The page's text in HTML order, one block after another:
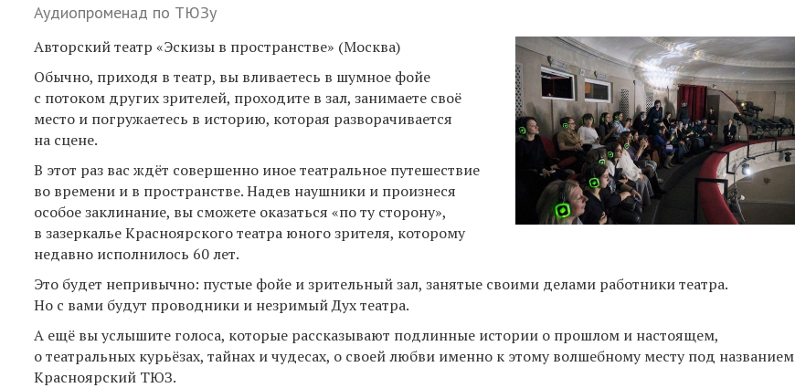
Аудиопроменад по ТЮЗу
Авторский театр «Эскизы в пространстве» (Москва)
Обычно, приходя в театр, вы вливаетесь в шумное фойе
с потоком других зрителей, проходите в зал, занимаете своё
место и погружаетесь в историю, которая разворачивается
на сцене.
В этот раз вас ждёт совершенно иное театральное путешествие
во времени и в пространстве. Надев наушники и произнеся
особое заклинание, вы сможете оказаться «по ту сторону»,
в зазеркалье Красноярского театра юного зрителя, которому
недавно исполнилось 60 лет.
Это будет непривычно: пустые фойе и зрительный зал, занятые своими делами работники театра.
Но с вами будут проводники и незримый Дух театра.
А ещё вы услышите голоса, которые рассказывают подлинные истории о прошлом и настоящем,
о театральных курьёзах, тайнах и чудесах, о своей любви именно к этому волшебному месту под названием
Красноярский ТЮЗ.